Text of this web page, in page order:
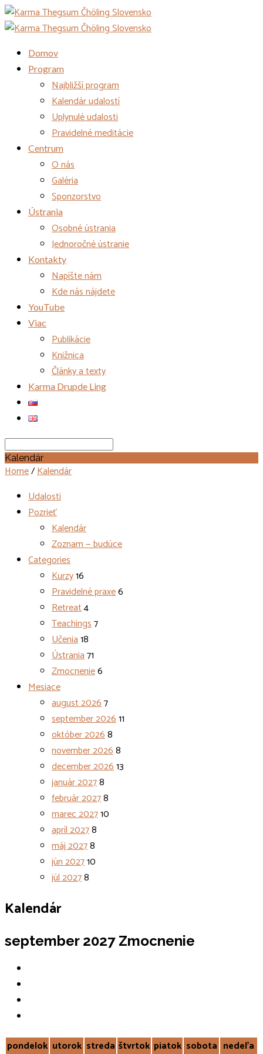
Domov
Program
Najbližší program
Kalendár udalostí
Uplynulé udalosti
Pravidelné meditácie
Centrum
O nás
Galéria
Sponzorstvo
Ústrania
Osobné ústrania
Jednoročné ústranie
Kontakty
Napíšte nám
Kde nás nájdete
YouTube
Viac
Publikácie
Knižnica
Články a texty
Karma Drupde Ling
Search
Kalendár
Home/Kalendár
Udalosti
Pozrieť
Kalendár
Zoznam — budúce
Categories
Kurzy16
Pravidelné praxe6
Retreat4
Teachings7
Učenia18
Ústrania71
Zmocnenie6
Mesiace
august 20267
september 202611
október 20268
november 20268
december 202613
január 20278
február 20278
marec 202710
apríl 20278
máj 20278
jún 202710
júl 20278
Kalendár
september 2027 Zmocnenie
pondelok utorok streda štvrtok piatok sobota nedeľa